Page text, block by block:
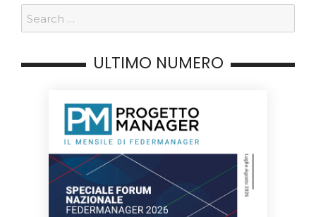
ULTIMO NUMERO